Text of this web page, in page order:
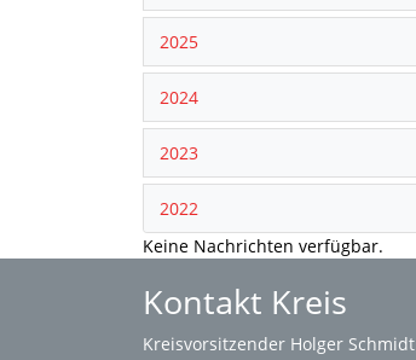
2025
2024
2023
2022
Keine Nachrichten verfügbar.
Kontakt Kreis
Kreisvorsitzender Holger Schmidt